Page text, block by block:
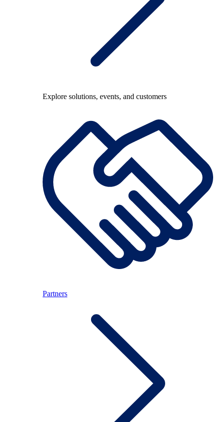
Explore solutions, events, and customers
Partners